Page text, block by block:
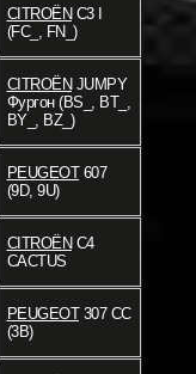
CITROËN C3 I
(FC_, FN_)
CITROËN JUMPY
Фургон (BS_, BT_,
BY_, BZ_)
PEUGEOT607
(9D, 9U)
CITROËN C4
CACTUS
PEUGEOT307 CC
(3B)